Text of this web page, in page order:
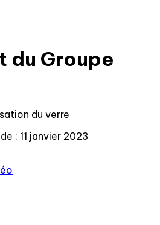
du Groupe
du verre
: 11 janvier 2023